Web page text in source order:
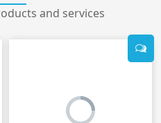
and services